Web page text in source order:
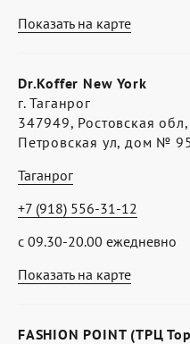
Показать на карте
Показать на карте
Dr.Koffer New York
г. Таганрог
347949, Ростовская обл,
Петровская ул, дом №
Таганрог
с 09.30-20.00 ежедневно
+7 (918) 556-31-12
FASHION POINT (ТРЦ